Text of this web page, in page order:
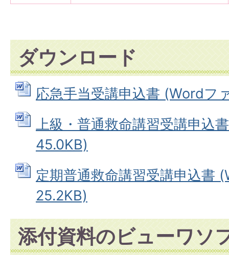
ダウンロード
応急手当受講申込書 (Wordフ
上級・普通救命講習受講申込
45.0KB)
定期普通救命講習受講申込書
25.2KB)
添付資料のビューワソ